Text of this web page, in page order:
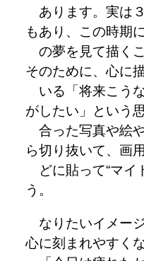
あります。実は
もあり、この時期
の夢を見て描く
そのために、心に
いる「将来こう
がしたい」という
合った写真や絵
ら切り抜いて、画
どに貼って“マイ
う。
なりたいイメー
心に刻まれやすくな